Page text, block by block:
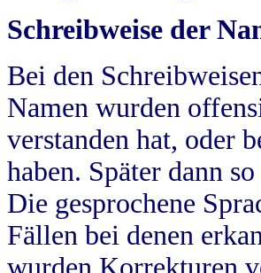
Schreibweise der
Bei den
Namen wurden
verstanden hat, oder
haben. Später dann
Die gesprochene
Fällen bei denen